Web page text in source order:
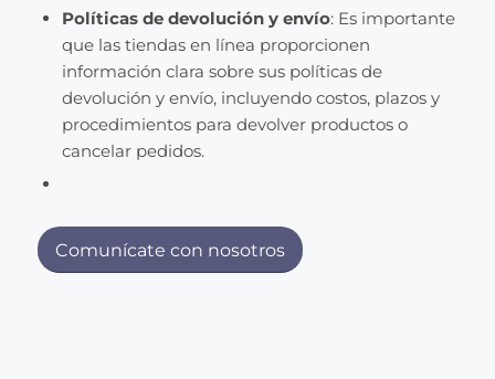
Políticas de devolución y envío: Es importante
que las tiendas en línea proporcionen
información clara sobre sus políticas de
devolución y envío, incluyendo costos, plazos y
procedimientos para devolver productos o
cancelar pedidos.
Comunícate con nosotros